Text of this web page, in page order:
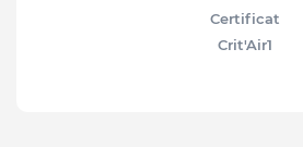
Certificat
Crit'Air1